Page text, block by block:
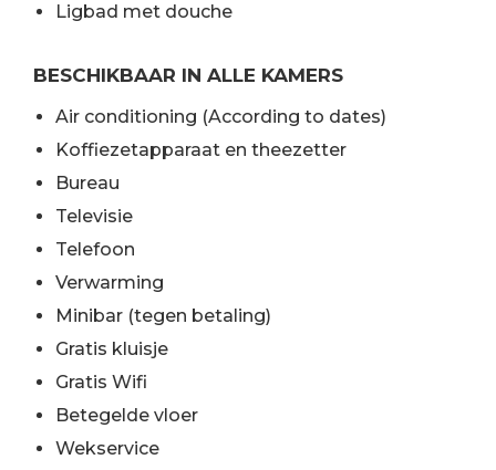
Ligbad met douche
BESCHIKBAAR IN ALLE KAMERS
Air conditioning (According to dates)
Koffiezetapparaat en theezetter
Bureau
Televisie
Telefoon
Verwarming
Minibar (tegen betaling)
Gratis kluisje
Gratis Wifi
Betegelde vloer
Wekservice